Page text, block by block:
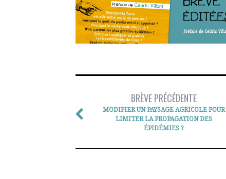
BRÈVE PRÉCÉDENTE
MODIFIER UN PAYSAGE AGRICOLE POUR
LIMITER LA PROPAGATION DES
ÉPIDÉMIES ?